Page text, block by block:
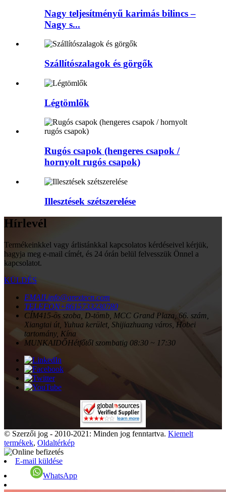
Nagy teljesítményű karimás bilincs –
Nagy s...
Szállítószalagok és görgők
Légtömlők
Rugós csapok (hengeres csapok /
hornyolt rugós csapok)
Illesztések szétszerelése
Hírlevél
Termékeinkkel vagy árlistánkkal kapcsolatos kérdéseivel kérjük,
hagyja meg e-mail címét, és 24 órán belül felvesszük Önnel a
kapcsolatot.
KÜLDÉS
EMAILinfo@arextecn.com
TELEFON+8615733230780
CÍM415-ös szoba, D-tömb, MCC Grand Plaza, 66. szám,
Xiangtai út, Yuhua kerület, Shijiazhuang város, Hobei
tartomány, Kína
MUNKAIDŐHétfőtől szombatig 08:30 ~ 17:30
© Szerzői jog - 2010-2021: Minden jog fenntartva. Kiemelt
termékek, Oldaltérkép
E-mail küldése
WhatsApp